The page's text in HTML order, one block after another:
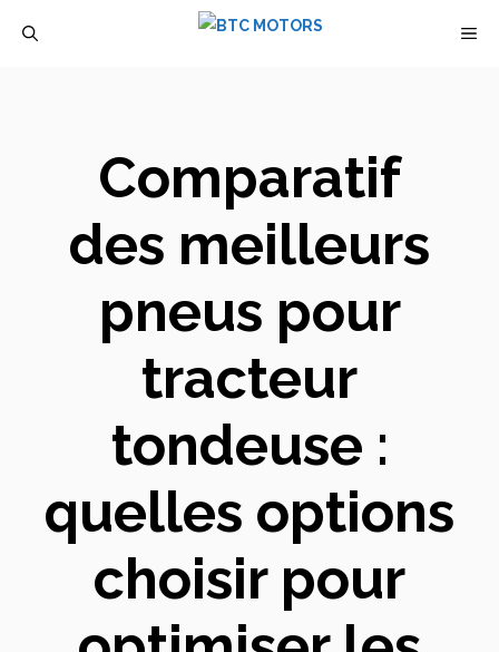
Comparatif
des meilleurs
pneus pour
tracteur
tondeuse :
quelles options
choisir pour